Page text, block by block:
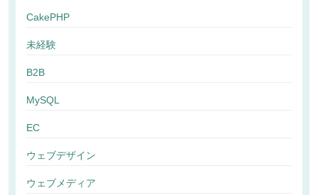
CakePHP
未経験
B2B
MySQL
EC
ウェブデザイン
ウェブメディア